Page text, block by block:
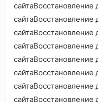
сайтаВосстановление
сайтаВосстановление
сайтаВосстановление
сайтаВосстановление
сайтаВосстановление
сайтаВосстановление
сайтаВосстановление
сайтаВосстановление